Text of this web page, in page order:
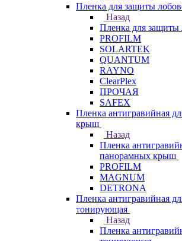
Пленка для защиты
Назад
Пленка для защиты
PROFILM
SOLARTEK
QUANTUM
RAYNO
ClearPlex
ПРОЧАЯ
SAFEX
Пленка антигравийная
крыш
Назад
Пленка
панорамных крыш
PROFILM
MAGNUM
DETRONA
Пленка антигравийная
тонирующая
Назад
Пленка